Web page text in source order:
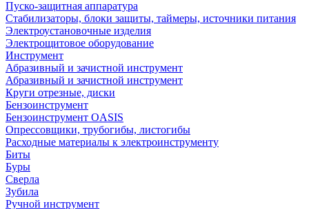
Пуско-защитная аппаратура
Стабилизаторы, блоки защиты, таймеры, источники питания
Электроустановочные изделия
Электрощитовое оборудование
Инструмент
Абразивный и зачистной инструмент
Абразивный и зачистной инструмент
Круги отрезные, диски
Бензоинструмент
Бензоинструмент OASIS
Опрессовщики, трубогибы, листогибы
Расходные материалы к электроинструменту
Биты
Буры
Сверла
Зубила
Ручной инструмент